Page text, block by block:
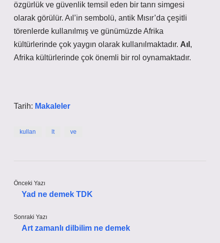
özgürlük ve güvenlik temsil eden bir tanrı simgesi
olarak görülür. Aıl’in sembolü, antik Mısır’da çeşitli
törenlerde kullanılmış ve günümüzde Afrika
kültürlerinde çok yaygın olarak kullanılmaktadır. Aıl ,
Afrika kültürlerinde çok önemli bir rol oynamaktadır.
Tarih: Makaleler
kullan lt ve
Önceki Yazı
Yad ne demek TDK
Sonraki Yazı
Art zamanlı dilbilim ne demek